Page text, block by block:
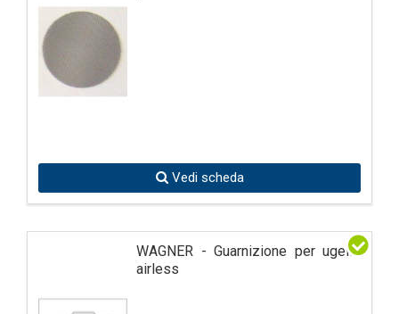
Vedi scheda
WAGNER - Guarnizione per ugello
airless